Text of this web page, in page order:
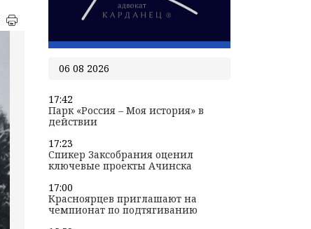
06 08 2026
17:42
Парк «Россия – Моя история» в
действии
17:23
Спикер Заксобрания оценил
ключевые проекты Ачинска
17:00
Красноярцев приглашают на
чемпионат по подтягиванию